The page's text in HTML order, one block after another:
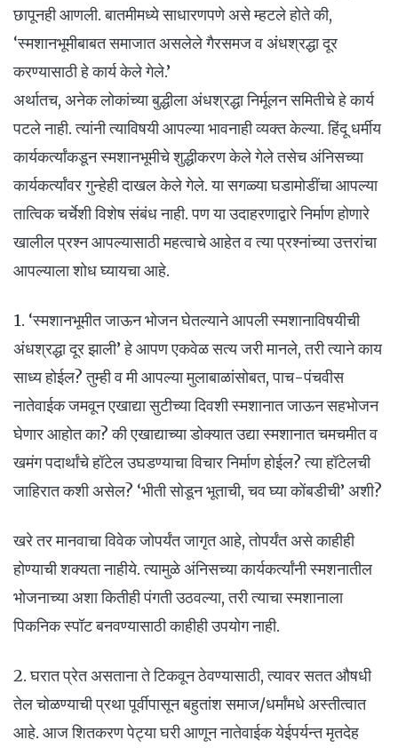
छापूनही आणली. बातमीमध्ये साधारणपणे असे म्हटले होते की,
‘स्मशानभूमीबाबत समाजात असलेले गैरसमज व अंधश्रद्धा दूर
करण्यासाठी हे कार्य केले गेले.’
अर्थातच, अनेक लोकांच्या बुद्धीला अंधश्रद्धा निर्मूलन समितीचे हे कार्य
पटले नाही. त्यांनी त्याविषयी आपल्या भावनाही व्यक्त केल्या. हिंदू धर्मीय
कार्यकर्त्यांकडून स्मशानभूमीचे शुद्धीकरण केले गेले तसेच अंनिसच्या
कार्यकर्त्यांवर गुन्हेही दाखल केले गेले. या सगळ्या घडामोडींचा आपल्या
तात्विक चर्चेशी विशेष संबंध नाही. पण या उदाहरणाद्वारे निर्माण होणारे
खालील प्रश्न आपल्यासाठी महत्वाचे आहेत व त्या प्रश्नांच्या उत्तरांचा
आपल्याला शोध घ्यायचा आहे.
1. ‘स्मशानभूमीत जाऊन भोजन घेतल्याने आपली स्मशानाविषयीची
अंधश्रद्धा दूर झाली’ हे आपण एकवेळ सत्य जरी मानले, तरी त्याने काय
साध्य होईल? तुम्ही व मी आपल्या मुलाबाळांसोबत, पाच-पंचवीस
नातेवाईक जमवून एखाद्या सुटीच्या दिवशी स्मशानात जाऊन सहभोजन
घेणार आहोत का? की एखाद्याच्या डोक्यात उद्या स्मशानात चमचमीत व
खमंग पदार्थांचे हॉटेल उघडण्याचा विचार निर्माण होईल? त्या हॉटेलची
जाहिरात कशी असेल? ‘भीती सोडून भूताची, चव घ्या कोंबडीची’ अशी?
खरे तर मानवाचा विवेक जोपर्यंत जागृत आहे, तोपर्यंत असे काहीही
होण्याची शक्यता नाहीये. त्यामुळे अंनिसच्या कार्यकर्त्यांनी स्मशनातील
भोजनाच्या अशा कितीही पंगती उठवल्या, तरी त्याचा स्मशानाला
पिकनिक स्पॉट बनवण्यासाठी काहीही उपयोग नाही.
2. घरात प्रेत असताना ते टिकवून ठेवण्यासाठी, त्यावर सतत औषधी
तेल चोळण्याची प्रथा पूर्वीपासून बहुतांश समाज/धर्मांमधे अस्तीत्वात
आहे. आज शितकरण पेट्या घरी आणून नातेवाईक येईपर्यन्त मृतदेह